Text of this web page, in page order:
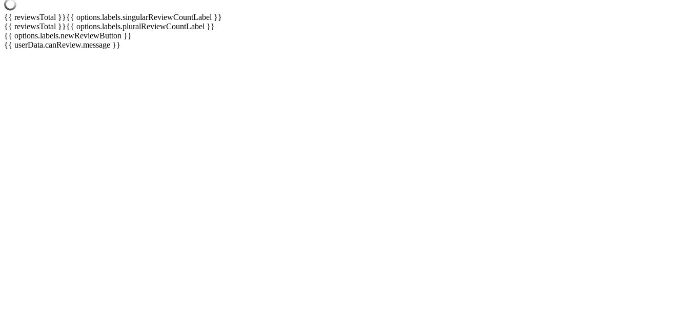
{{ reviewsTotal }}{{ options.labels.singularReviewCountLabel }}
{{ reviewsTotal }}{{ options.labels.pluralReviewCountLabel }}
{{ options.labels.newReviewButton }}
{{ userData.canReview.message }}